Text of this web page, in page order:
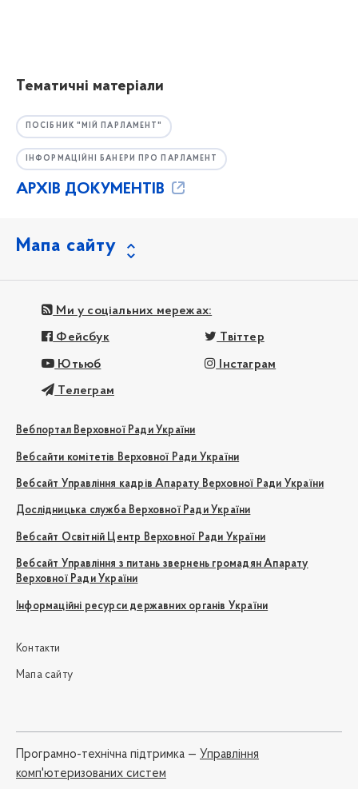
Тематичні матеріали
ПОСІБНИК "МІЙ ПАРЛАМЕНТ"
ІНФОРМАЦІЙНІ БАНЕРИ ПРО ПАРЛАМЕНТ
АРХІВ ДОКУМЕНТІВ
Мапа сайту
Ми у соціальних мережах:
Фейсбук Твіттер
Ютьюб Інстаграм
Телеграм
Вебпортал Верховної Ради України
Вебсайти комітетів Верховної Ради України
Вебсайт Управління кадрів Апарату Верховної Ради України
Дослідницька служба Верховної Ради України
Вебсайт Освітній Центр Верховної Ради України
Вебсайт Управління з питань звернень громадян Апарату
Верховної Ради України
Інформаційні ресурси державних органів України
Контакти
Мапа сайту
Програмно-технічна підтримка — Управління
комп'ютеризованих систем